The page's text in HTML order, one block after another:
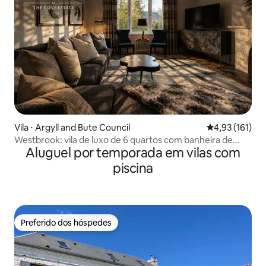
Vila ⋅ Argyll and Bute Council 4,93 de uma
4,93 (161)
Westbrook: vila de luxo de 6 quartos com banheira de
hidromassagem
Aluguel por temporada em vilas com
piscina
Preferido dos hóspedes
Preferido dos hóspedes